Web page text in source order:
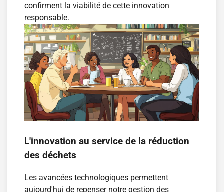
confirment la viabilité de cette innovation
responsable.
L'innovation au service de la réduction
des déchets
Les avancées technologiques permettent
aujourd'hui de repenser notre gestion des